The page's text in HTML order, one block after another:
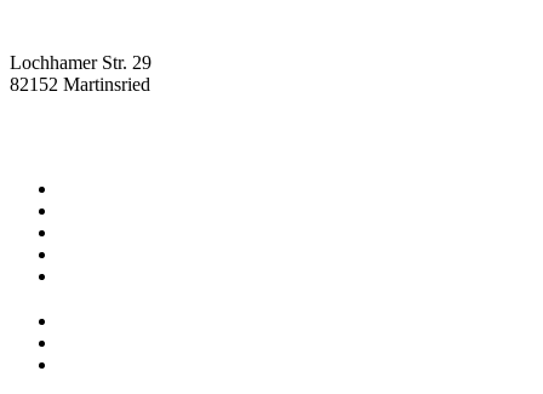
Lochhamer Str. 29
82152 Martinsried